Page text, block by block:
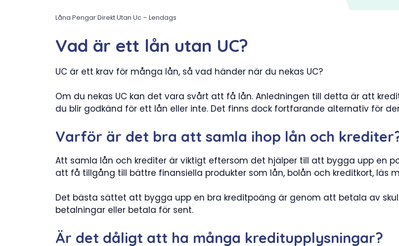
Låna Pengar Direkt Utan Uc – Lendags
Vad är ett lån utan UC?
UC är ett krav för många lån, så vad händer när du nekas UC?
Om du nekas UC kan det vara svårt att få lån. Anledningen till detta är att
du blir godkänd för ett lån eller inte. Det finns dock fortfarande alternativ för
Varför är det bra att samla ihop lån och
Att samla lån och krediter är viktigt eftersom det hjälper till att bygga upp en
att få tillgång till bättre finansiella produkter som lån, bolån och kreditkort, läs
Det bästa sättet att bygga upp en bra kreditpoäng är genom att betala av
betalningar eller betala för sent.
Är det dåligt att ha många kreditupplysningar?